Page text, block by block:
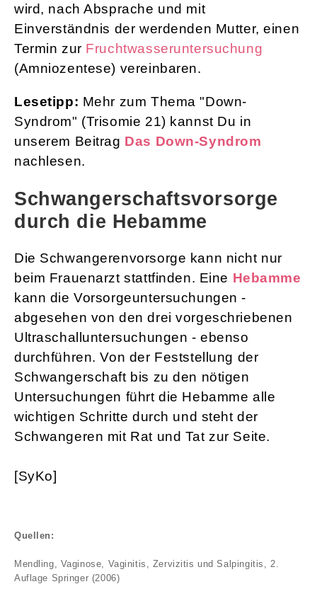
wird, nach Absprache und mit
Einverständnis der werdenden Mutter, einen
Termin zur Fruchtwasseruntersuchung
(Amniozentese) vereinbaren.
Lesetipp: Mehr zum Thema "Down-
Syndrom" (Trisomie 21) kannst Du in
unserem Beitrag Das Down-Syndrom
nachlesen.
Schwangerschaftsvorsorge
durch die Hebamme
Die Schwangerenvorsorge kann nicht nur
beim Frauenarzt stattfinden. Eine Hebamme
kann die Vorsorgeuntersuchungen -
abgesehen von den drei vorgeschriebenen
Ultraschalluntersuchungen - ebenso
durchführen. Von der Feststellung der
Schwangerschaft bis zu den nötigen
Untersuchungen führt die Hebamme alle
wichtigen Schritte durch und steht der
Schwangeren mit Rat und Tat zur Seite.
[SyKo]
Quellen:
Mendling, Vaginose, Vaginitis, Zervizitis und Salpingitis, 2.
Auflage Springer (2006)